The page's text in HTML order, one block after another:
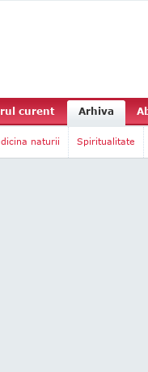
curent Arhiva
naturii Spiritualitate